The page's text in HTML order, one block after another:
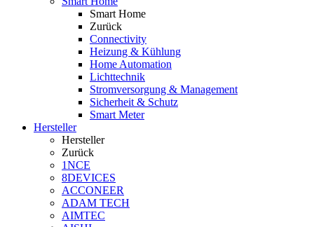
Smart Home
Zurück
Connectivity
Heizung & Kühlung
Home Automation
Lichttechnik
Stromversorgung & Management
Sicherheit & Schutz
Smart Meter
Hersteller
Hersteller
Zurück
1NCE
8DEVICES
ACCONEER
ADAM TECH
AIMTEC